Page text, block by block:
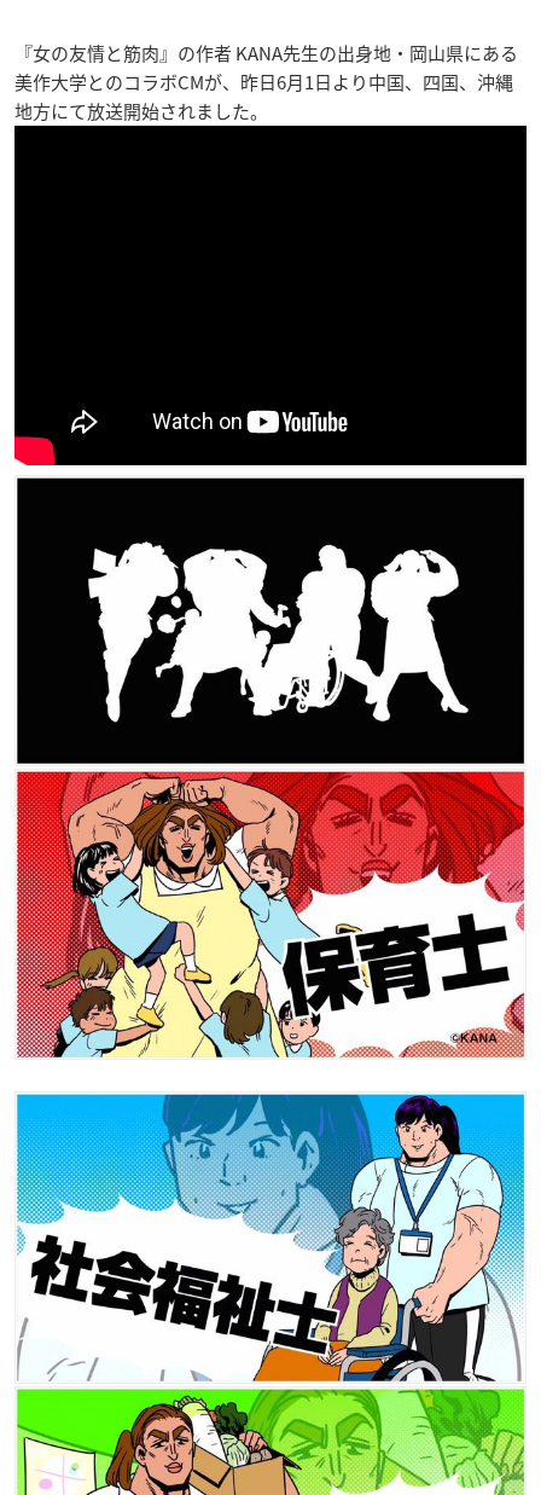
『女の友情と筋肉』の作者 KANA先生の出身地・岡山県にある
美作大学とのコラボCMが、昨日6月1日より中国、四国、沖縄
地方にて放送開始されました。